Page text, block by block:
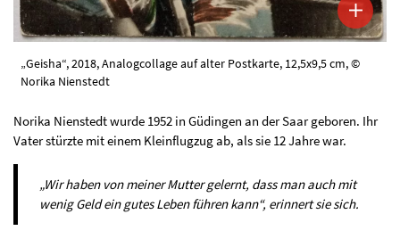
„Geisha“, 2018, Analogcollage auf alter Postkarte, 12,5x9,5 cm, ©
Norika Nienstedt
Norika Nienstedt wurde 1952 in Güdingen an der Saar geboren. Ihr
Vater stürzte mit einem Kleinflugzug ab, als sie 12 Jahre war.
„Wir haben von meiner Mutter gelernt, dass man auch mit
wenig Geld ein gutes Leben führen kann“, erinnert sie sich.